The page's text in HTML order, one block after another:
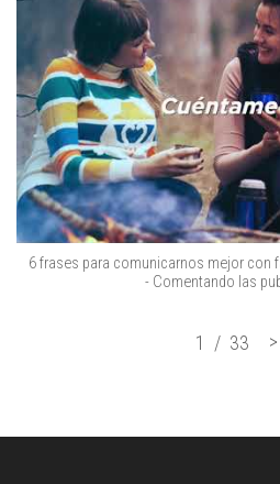
6 frases para comunicarnos mejor con
- Comentando las
1 / 33 >